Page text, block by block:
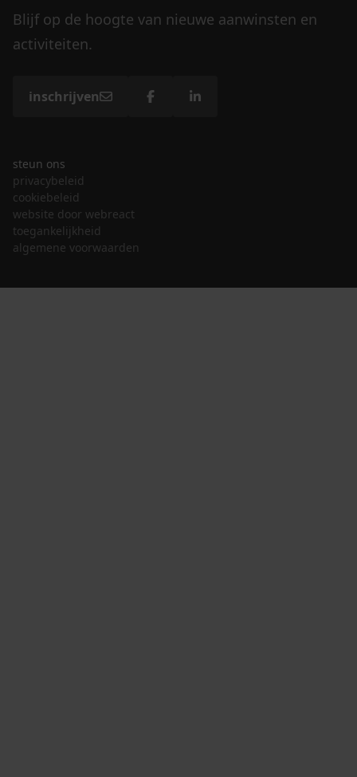
Blijf op de hoogte van nieuwe aanwinsten en
activiteiten.
inschrijven
steun ons
privacybeleid
cookiebeleid
website door webreact
toegankelijkheid
algemene voorwaarden